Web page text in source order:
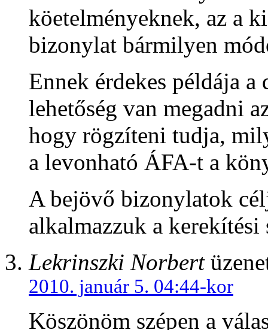
köetelményeknek, az a
bizonylat bármilyen
Ennek érdekes példája
lehetőség van megadni
hogy rögzíteni tudja,
a levonható ÁFA-t a
A bejövő bizonylatok
alkalmazzuk a kerekítési
Lekrinszki Norbert
2010. január 5. 04:44-kor
Köszönöm szépen a